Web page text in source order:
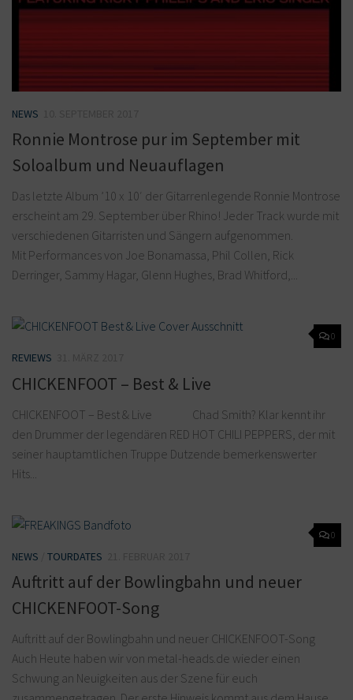
NEWS
Ronnie Montrose pur im September mit
Soloalbum und Neuauflagen
Das letzte Album ’10 x 10′ der Gitarrenlegende Ronnie Montrose
erscheint am 29. September über Rhino! Jeder Track wurde mit
verschiedenen Gitarristen und Sängern aufgenommen.
Mit Performances von Joe Bonamassa, Phil Collen, Rick
Derringer, Sammy Hagar, Glenn Hughes, Brad Whitford,...
0
REVIEWS
CHICKENFOOT – Best & Live
CHICKENFOOT – Best & Live Chad Smith? Klar kennt ihr
den Drummer der legendären RED HOT CHILI PEPPERS, der mit
seiner hauptamtlichen Truppe Dutzende bemerkenswerter
Hits...
0
NEWS TOURDATES
Auftritt auf der Bowlingbahn und neuer
CHICKENFOOT-Song
Auftritt auf der Bowlingbahn und neuer CHICKENFOOT-Song
Auch Heute haben wir von metal-heads.de wieder einen
Schwung an Neuigkeiten aus der Szene für euch